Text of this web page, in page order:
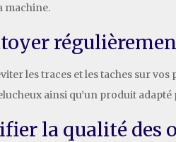
machine.
les traces et les taches sur
ainsi qu’un produit
la qualité des